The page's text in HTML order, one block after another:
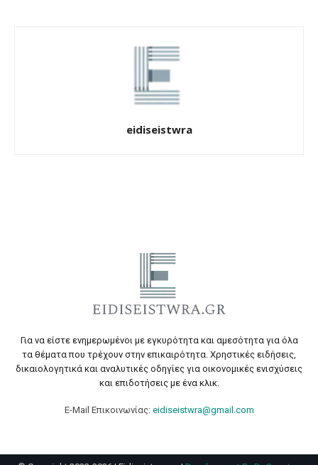
eidiseistwra
Για να είστε ενημερωμένοι με εγκυρότητα και αμεσότητα για όλα
τα θέματα που τρέχουν στην επικαιρότητα. Χρηστικές ειδήσεις,
δικαιολογητικά και αναλυτικές οδηγίες για οικονομικές ενισχύσεις
και επιδοτήσεις με ένα κλικ.
E-Mail Επικοινωνίας: eidiseistwra@gmail.com